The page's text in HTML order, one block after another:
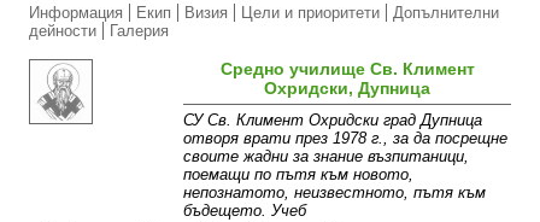
Информация
Екип Визия Цели и приоритети
Допълнителни
дейности
Галерия
Средно училище Св. Климент
Охридски, Дупница
СУ Св. Климент Охридски град Дупница
отворя врати през 1978 г., за да посрещне
своите жадни за знание възпитаници,
поемащи по пътя към новото,
непознатото, неизвестното, пътя към
бъдещето. Учеб